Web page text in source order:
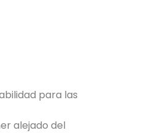
para las
alejado del